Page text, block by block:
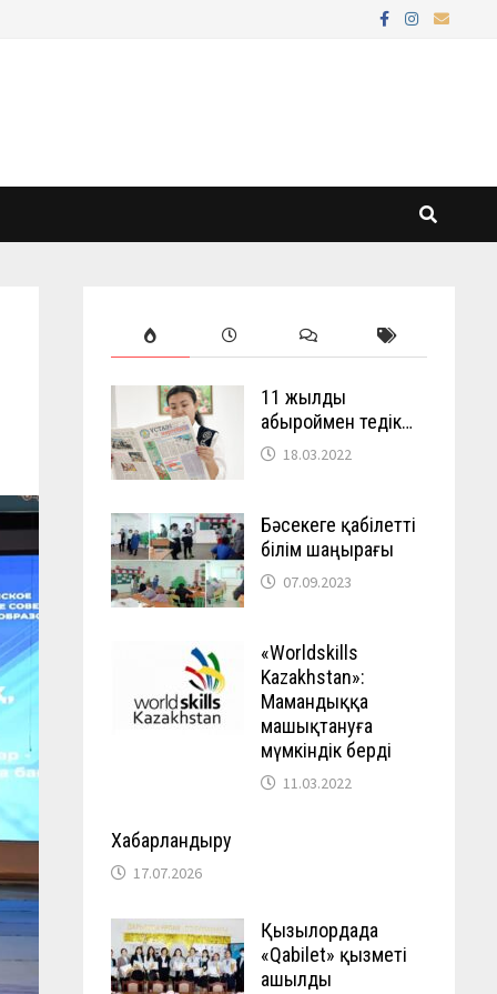
11 жылды
абыроймен өтедік…
18.03.2022
Бәсекеге қабілетті
білім шаңырағы
07.09.2023
«Worldskills
Kazakhstan»:
Мамандыққа
машықтануға
мүмкіндік берді
11.03.2022
Хабарландыру
17.07.2026
Қызылордада
«Qabilet» қызметі
ашылды